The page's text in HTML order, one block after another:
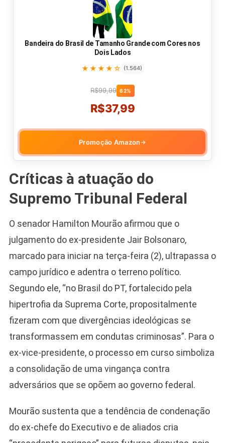
Bandeira do Brasil de Tamanho Grande com Cores nos
Dois Lados
★★★★☆ (1.564)
R$99,99 62%
R$37,99
Promoção Amazon →
Críticas à atuação do
Supremo Tribunal Federal
O senador Hamilton Mourão afirmou que o
julgamento do ex-presidente Jair Bolsonaro,
marcado para iniciar na terça-feira (2), ultrapassa o
campo jurídico e adentra o terreno político.
Segundo ele, “no Brasil do PT, fortalecido pela
hipertrofia da Suprema Corte, propositalmente
fizeram com que divergências ideológicas se
transformassem em condutas criminosas”. Para o
ex-vice-presidente, o processo em curso simboliza
a consolidação de uma vingança contra
adversários que se opõem ao governo federal.
Mourão sustenta que a tendência de condenação
do ex-chefe do Executivo e de aliados cria